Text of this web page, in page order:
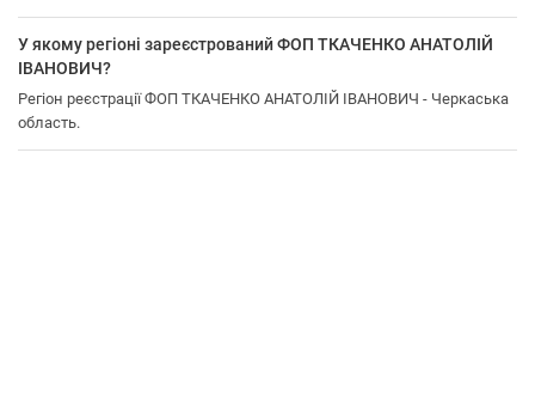
У якому регіоні зареєстрований ФОП ТКАЧЕНКО АНАТОЛІЙ
ІВАНОВИЧ?
Регіон реєстрації ФОП ТКАЧЕНКО АНАТОЛІЙ ІВАНОВИЧ - Черкаська
область.